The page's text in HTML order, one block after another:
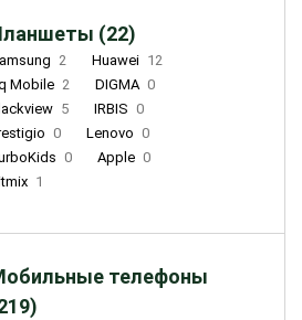
(22)
2 Huawei 12
Mobile 2 DIGMA 0
5 IRBIS 0
0 Lenovo 0
0 Apple 0
1
телефоны